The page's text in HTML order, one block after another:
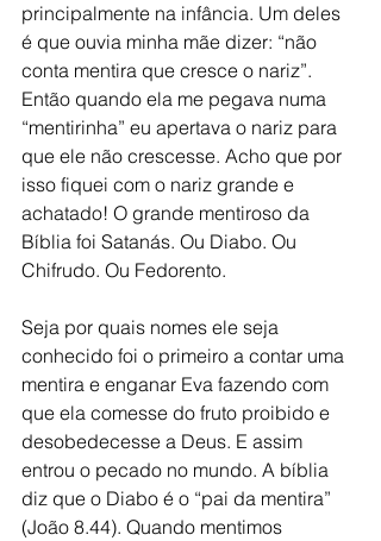
principalmente na infância. Um deles
é que ouvia minha mãe dizer: “não
conta mentira que cresce o nariz”.
Então quando ela me pegava numa
“mentirinha” eu apertava o nariz para
que ele não crescesse. Acho que por
isso fiquei com o nariz grande e
achatado! O grande mentiroso da
Bíblia foi Satanás. Ou Diabo. Ou
Chifrudo. Ou Fedorento.
Seja por quais nomes ele seja
conhecido foi o primeiro a contar uma
mentira e enganar Eva fazendo com
que ela comesse do fruto proibido e
desobedecesse a Deus. E assim
entrou o pecado no mundo. A bíblia
diz que o Diabo é o “pai da mentira”
(João 8.44). Quando mentimos